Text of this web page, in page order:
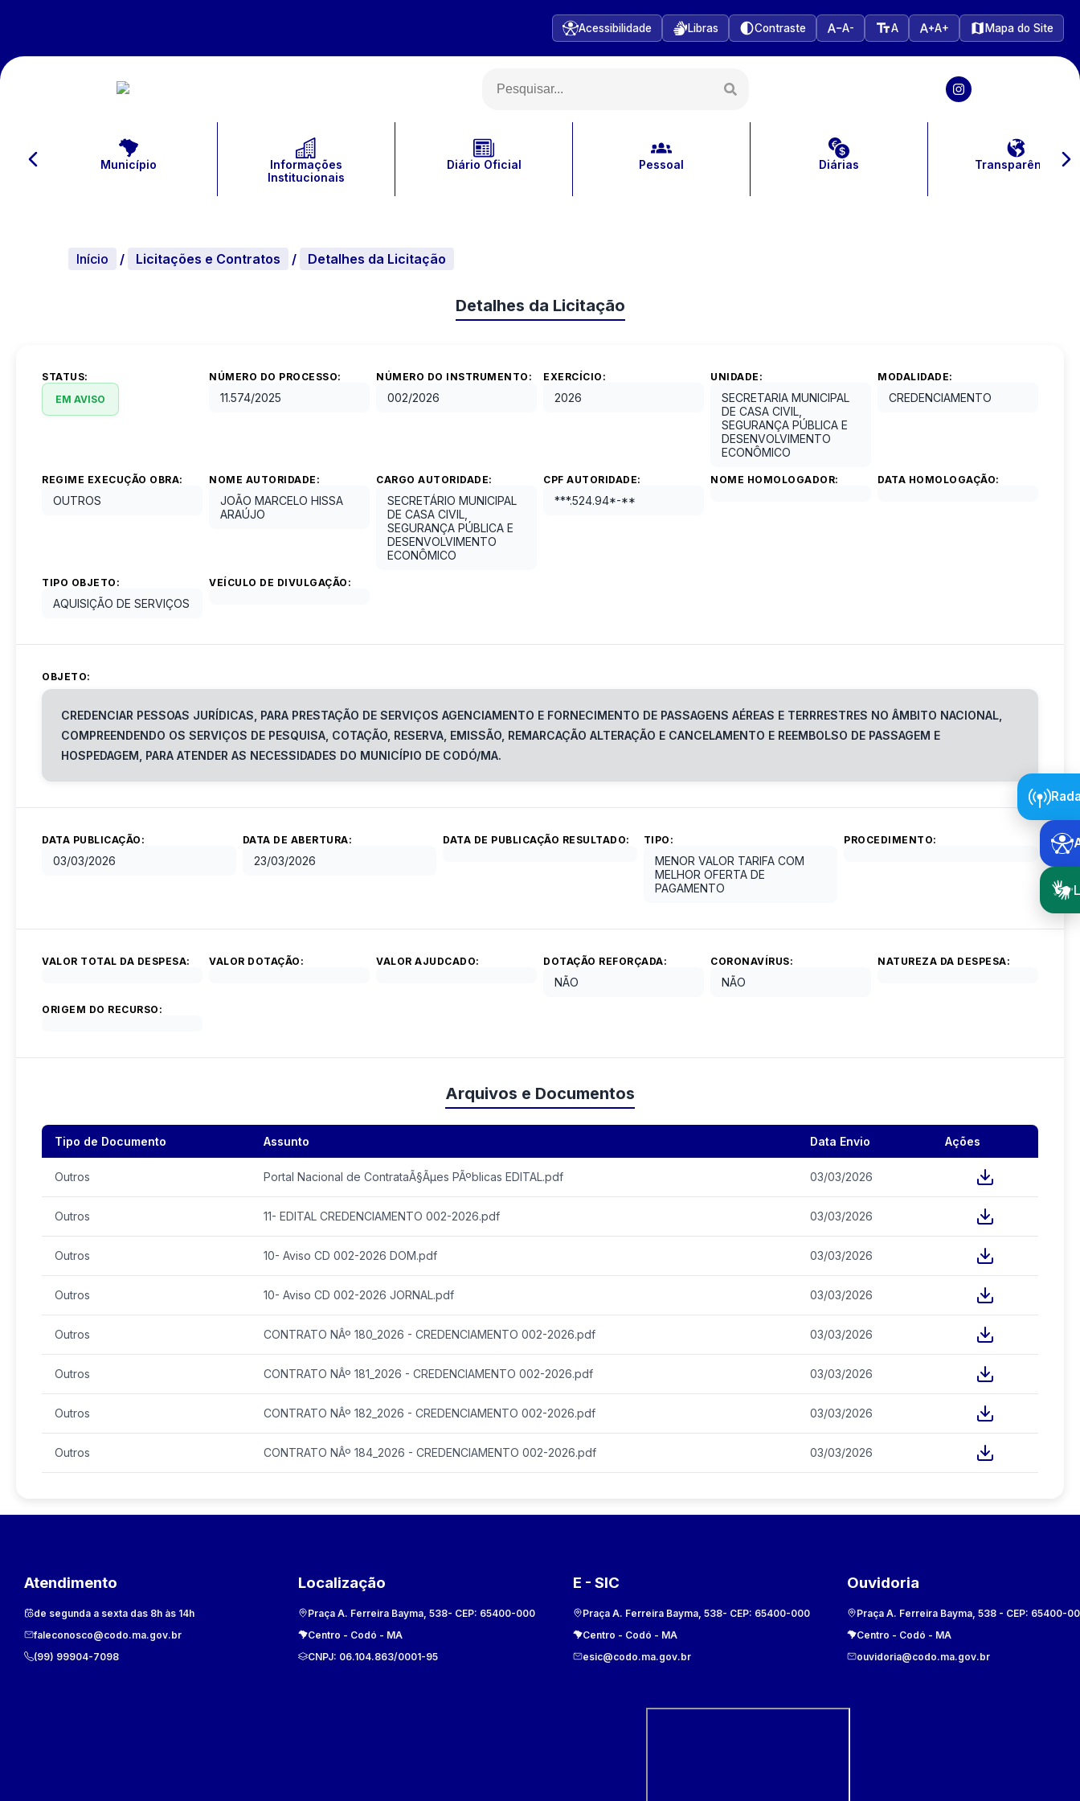
Acessibilidade Libras Contraste A- A A+ Mapa do Site
Município
Informações
Institucionais
Diário Oficial Pessoal Diárias Transparência
Início / Licitações e Contratos / Detalhes da Licitação
Detalhes da Licitação
STATUS:
EM AVISO
NÚMERO DO PROCESSO:
11.574/2025
NÚMERO DO INSTRUMENTO:
002/2026
EXERCÍCIO:
2026
UNIDADE:
SECRETARIA MUNICIPAL
DE CASA CIVIL,
SEGURANÇA PÚBLICA E
DESENVOLVIMENTO
ECONÔMICO
MODALIDADE:
CREDENCIAMENTO
REGIME EXECUÇÃO OBRA:
OUTROS
NOME AUTORIDADE:
JOÃO MARCELO HISSA
ARAÚJO
CARGO AUTORIDADE:
SECRETÁRIO MUNICIPAL
DE CASA CIVIL,
SEGURANÇA PÚBLICA E
DESENVOLVIMENTO
ECONÔMICO
CPF AUTORIDADE:
***.524.94*-**
NOME HOMOLOGADOR: DATA HOMOLOGAÇÃO:
TIPO OBJETO:
AQUISIÇÃO DE SERVIÇOS
VEÍCULO DE DIVULGAÇÃO:
OBJETO:
CREDENCIAR PESSOAS JURÍDICAS, PARA PRESTAÇÃO DE SERVIÇOS AGENCIAMENTO E FORNECIMENTO DE PASSAGENS AÉREAS E TERRRESTRES NO ÂMBITO NACIONAL,
COMPREENDENDO OS SERVIÇOS DE PESQUISA, COTAÇÃO, RESERVA, EMISSÃO, REMARCAÇÃO ALTERAÇÃO E CANCELAMENTO E REEMBOLSO DE PASSAGEM E
HOSPEDAGEM, PARA ATENDER AS NECESSIDADES DO MUNICÍPIO DE CODÓ/MA.
DATA PUBLICAÇÃO:
03/03/2026
DATA DE ABERTURA:
23/03/2026
DATA DE PUBLICAÇÃO RESULTADO: TIPO:
MENOR VALOR TARIFA COM
MELHOR OFERTA DE
PAGAMENTO
PROCEDIMENTO:
VALOR TOTAL DA DESPESA: VALOR DOTAÇÃO: VALOR AJUDCADO: DOTAÇÃO REFORÇADA:
NÃO
CORONAVÍRUS:
NÃO
NATUREZA DA DESPESA:
ORIGEM DO RECURSO:
Arquivos e Documentos
Tipo de Documento Assunto Data Envio Ações
Outros Portal Nacional de ContrataÃ§Ãµes PÃºblicas EDITAL.pdf 03/03/2026
Outros 11- EDITAL CREDENCIAMENTO 002-2026.pdf 03/03/2026
Outros 10- Aviso CD 002-2026 DOM.pdf 03/03/2026
Outros 10- Aviso CD 002-2026 JORNAL.pdf 03/03/2026
Outros CONTRATO NÂº 180_2026 - CREDENCIAMENTO 002-2026.pdf 03/03/2026
Outros CONTRATO NÂº 181_2026 - CREDENCIAMENTO 002-2026.pdf 03/03/2026
Outros CONTRATO NÂº 182_2026 - CREDENCIAMENTO 002-2026.pdf 03/03/2026
Outros CONTRATO NÂº 184_2026 - CREDENCIAMENTO 002-2026.pdf 03/03/2026
Atendimento
de segunda a sexta das 8h às 14h
faleconosco@codo.ma.gov.br
(99) 99904-7098
Localização
Praça A. Ferreira Bayma, 538- CEP: 65400-000
Centro - Codó - MA
CNPJ: 06.104.863/0001-95
E - SIC
Praça A. Ferreira Bayma, 538- CEP: 65400-000
Centro - Codó - MA
esic@codo.ma.gov.br
Ouvidoria
Praça A. Ferreira Bayma, 538- CEP: 65400-
Centro - Codó - MA
ouvidoria@codo.ma.gov.br